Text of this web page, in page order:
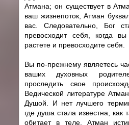
Атмана; он существует в
ваш жизнепоток, Атман
вас. Следовательно, Бог
превосходит себя, когда
растете и превосходите себя.
Вы по-прежнему являетесь
ваших духовных
проследить свое
Ведической литературе
Душой. И нет лучшего
где душа стала известна, как
обитает в теле. Атман